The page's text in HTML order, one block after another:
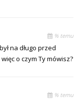
% temu
na długo przed
o czym Ty mówisz?
% temu